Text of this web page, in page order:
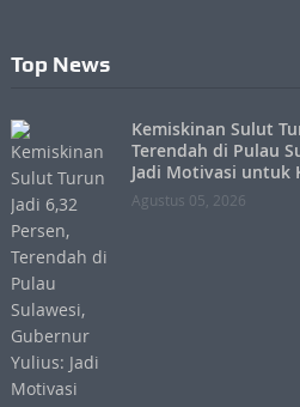
Top News
Kemiskinan Sulut
Terendah di Pulau
Jadi Motivasi untuk
Agustus 05, 2026